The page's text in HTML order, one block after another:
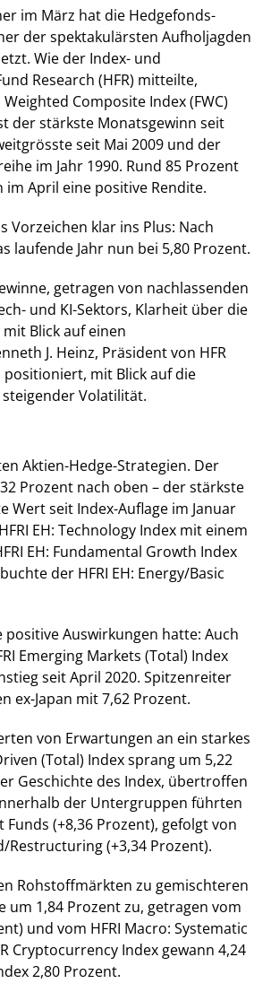
im März hat die Hedgefonds-
der spektakulärsten Aufholjagden
Wie der Index- und
Research (HFR) mitteilte,
Composite Index (FWC)
der stärkste Monatsgewinn seit
seit Mai 2009 und der
im Jahr 1990. Rund 85 Prozent
April eine positive Rendite.
klar ins Plus: Nach
laufende Jahr nun bei 5,80 Prozent.
getragen von nachlassenden
und KI-Sektors, Klarheit über die
Blick auf einen
J. Heinz, Präsident von HFR
mit Blick auf die
Volatilität.
Aktien-Hedge-Strategien. Der
Prozent nach oben – der stärkste
Wert seit Index-Auflage im Januar
EH: Technology Index mit einem
EH: Fundamental Growth Index
der HFRI EH: Energy/Basic
Auswirkungen hatte: Auch
Emerging Markets (Total) Index
seit April 2020. Spitzenreiter
ex-Japan mit 7,62 Prozent.
von Erwartungen an ein starkes
(Total) Index sprang um 5,22
Geschichte des Index, übertroffen
der Untergruppen führten
(+8,36 Prozent), gefolgt von
Restructuring (+3,34 Prozent).
Rohstoffmärkten zu gemischteren
um 1,84 Prozent zu, getragen vom
und vom HFRI Macro: Systematic
Cryptocurrency Index gewann 4,24
2,80 Prozent.